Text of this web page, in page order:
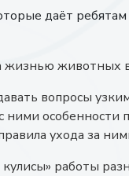
даёт ребятам
жизнью животных
вопросы
ними особенности
ухода за
кулисы» работы